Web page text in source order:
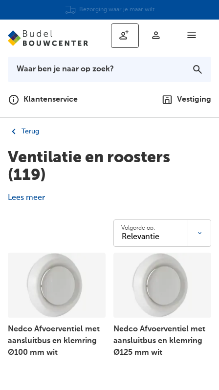
Advies op maat
Klantenservice Vestiging
Terug
Ventilatie en roosters
(119)
Lees meer
Volgorde op:
Nedco Afvoerventiel met
aansluitbus en klemring
Ø100 mm wit
Nedco Afvoerventiel met
aansluitbus en klemring
Ø125 mm wit